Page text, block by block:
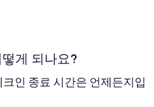
게 되나요?
인 종료 시간은 언제든지입